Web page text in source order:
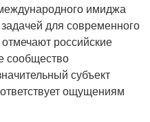
имиджа
для современного
отмечают российские
сообщество
субъект
ощущениям